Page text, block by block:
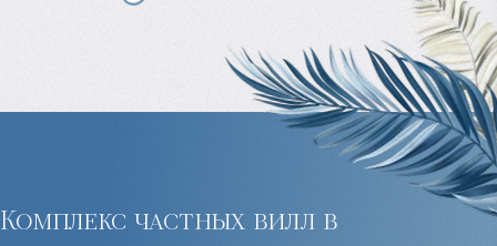
Комплекс частных вилл в